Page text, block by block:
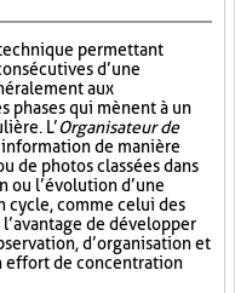
permettant
d’une
aux
phases qui mènent à un
L’Organisateur de
de manière
de photos classées dans
ou l’évolution d’une
cycle, comme celui des
de développer
d’organisation et
effort de concentration